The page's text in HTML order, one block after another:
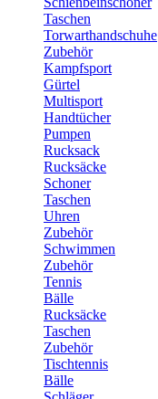
Taschen
Torwarthandschuhe
Zubehör
Kampfsport
Gürtel
Multisport
Handtücher
Pumpen
Rucksack
Rucksäcke
Schoner
Taschen
Uhren
Zubehör
Schwimmen
Zubehör
Tennis
Bälle
Rucksäcke
Taschen
Zubehör
Tischtennis
Bälle